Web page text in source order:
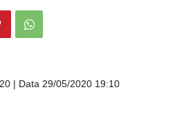
Data 29/05/2020 19:10